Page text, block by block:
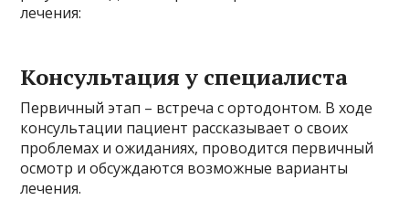
лечения:
Консультация у специалиста
Первичный этап – встреча с ортодонтом. В ходе
консультации пациент рассказывает о своих
проблемах и ожиданиях, проводится первичный
осмотр и обсуждаются возможные варианты
лечения.